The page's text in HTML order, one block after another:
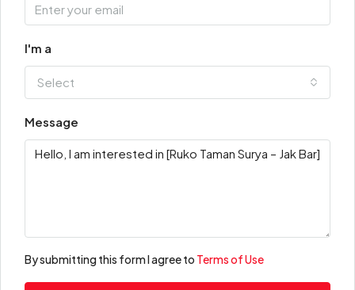
I'm a
Select
Message
By submitting this form I agree to Terms of Use